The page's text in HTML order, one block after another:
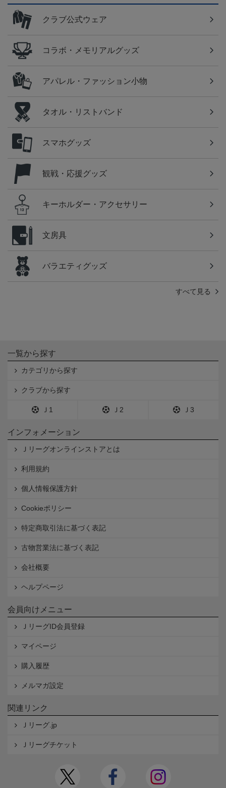
クラブ公式ウェア
コラボ・メモリアルグッズ
アパレル・ファッション小物
タオル・リストバンド
スマホグッズ
観戦・応援グッズ
キーホルダー・アクセサリー
文房具
バラエティグッズ
すべて見る
一覧から探す
カテゴリから探す
クラブから探す
Ｊ1 Ｊ2 Ｊ3
インフォメーション
Ｊリーグオンラインストアとは
利用規約
個人情報保護方針
Cookieポリシー
特定商取引法に基づく表記
古物営業法に基づく表記
会社概要
ヘルプページ
会員向けメニュー
ＪリーグID会員登録
マイページ
購入履歴
メルマガ設定
関連リンク
Ｊリーグ.jp
Ｊリーグチケット